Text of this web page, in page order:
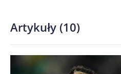
Artykuły (10)